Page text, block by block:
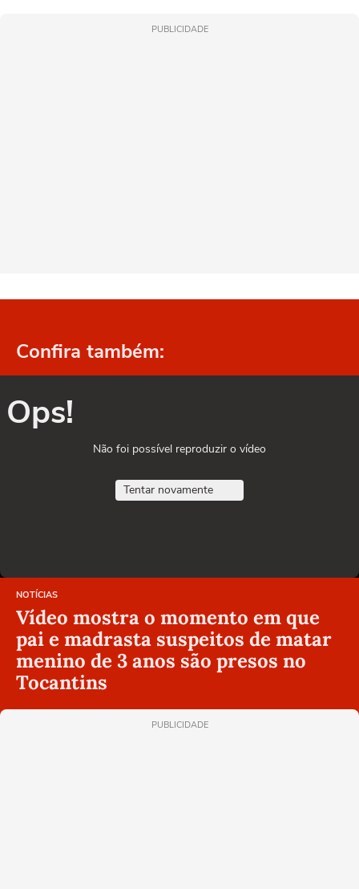
PUBLICIDADE
Confira também:
Ops!
Não foi possível reproduzir o vídeo
Tentar novamente
NOTÍCIAS
Vídeo mostra o momento em que
pai e madrasta suspeitos de matar
menino de 3 anos são presos no
Tocantins
PUBLICIDADE